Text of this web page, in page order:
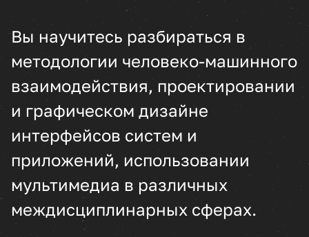
Вы научитесь разбираться в
методологии человеко-машинного
взаимодействия, проектировании
и графическом дизайне
интерфейсов систем и
приложений, использовании
мультимедиа в различных
междисциплинарных сферах.